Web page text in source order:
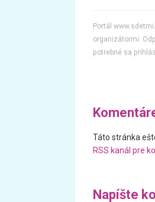
Portál
organizátormi.
potrebné sa
Táto stránka
RSS kanál pre
Napíšte